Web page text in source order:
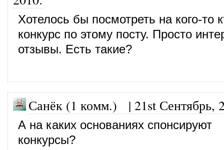
Хотелось бы посмотреть на кого-то
конкурс по этому посту. Просто
отзывы. Есть такие?
Санёк (1 комм.) | 21st Сентябрь,
А на каких основаниях спонсируют
конкурсы?